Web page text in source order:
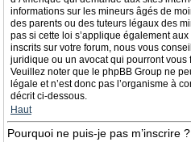
informations sur les mineurs âgés de
des parents ou des tuteurs légaux des
pas si cette loi s’applique également
inscrits sur votre forum, nous vous
juridique ou un avocat qui pourront
Veuillez noter que le phpBB Group ne
légale et n’est donc pas l’organisme à
décrit ci-dessous.
Haut
Pourquoi ne puis-je pas m’inscrire ?